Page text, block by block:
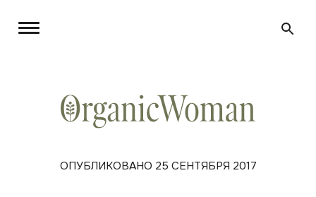
ОПУБЛИКОВАНО 25 СЕНТЯБРЯ 2017